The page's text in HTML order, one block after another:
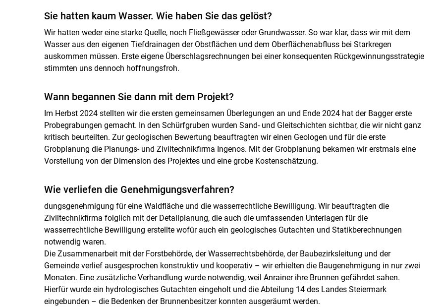
Sie hatten kaum Wasser. Wie haben Sie das gelöst?
Wir hatten weder eine starke Quelle, noch Fließgewässer oder Grundwasser. So war klar, dass wir mit dem
Wasser aus den eigenen Tiefdrainagen der Obstflächen und dem Oberflächenabfluss bei Starkregen
auskommen müssen. Erste eigene Überschlagsrechnungen bei einer konsequenten Rückgewinnungsstrategie
stimmten uns dennoch hoffnungsfroh.
Wann begannen Sie dann mit dem Projekt?
Im Herbst 2024 stellten wir die ersten gemeinsamen Überlegungen an und Ende 2024 hat der Bagger erste
Probegrabungen gemacht. In den Schürfgruben wurden Sand- und Gleitschichten sichtbar, die wir nicht ganz
kritisch beurteilten. Zur geologischen Bewertung beauftragten wir einen Geologen und für die erste
Grobplanung die Planungs- und Ziviltechnikfirma Ingenos. Mit der Grobplanung bekamen wir erstmals eine
Vorstellung von der Dimension des Projektes und eine grobe Kostenschätzung.
Wie verliefen die Genehmigungsverfahren?
dungsgenehmigung für eine Waldfläche und die wasserrechtliche Bewilligung. Wir beauftragten die
Ziviltechnikfirma folglich mit der Detailplanung, die auch die umfassenden Unterlagen für die
wasserrechtliche Bewilligung erstellte wofür auch ein geologisches Gutachten und Statikberechnungen
notwendig waren.
Die Zusammenarbeit mit der Forstbehörde, der Wasserrechtsbehörde, der Baubezirksleitung und der
Gemeinde verlief ausgesprochen konstruktiv und kooperativ – wir erhielten die Baugenehmigung in nur zwei
Monaten. Eine zusätzliche Verhandlung wurde notwendig, weil Anrainer ihre Brunnen gefährdet sahen.
Hierfür wurde ein hydrologisches Gutachten eingeholt und die Abteilung 14 des Landes Steiermark
eingebunden – die Bedenken der Brunnenbesitzer konnten ausgeräumt werden.